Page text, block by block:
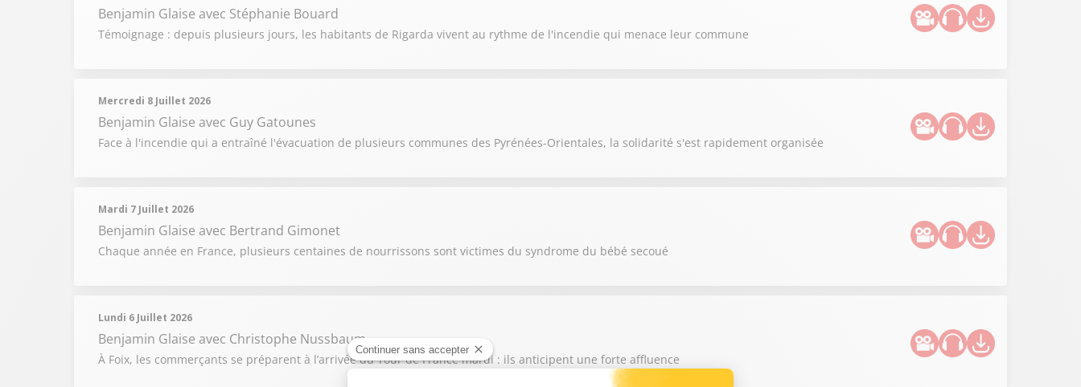
Benjamin Glaise avec Stéphanie Bouard
Témoignage : depuis plusieurs jours, les habitants de Rigarda vivent au rythme de l'incendie qui menace leur commune
Mercredi 8 Juillet 2026
Benjamin Glaise avec Guy Gatounes
Face à l'incendie qui a entraîné l'évacuation de plusieurs communes des Pyrénées-Orientales, la solidarité s'est rapidement organisée
Mardi 7 Juillet 2026
Benjamin Glaise avec Bertrand Gimonet
Chaque année en France, plusieurs centaines de nourrissons sont victimes du syndrome du bébé secoué
Lundi 6 Juillet 2026
Benjamin Glaise avec Christophe Nussbaum
À Foix, les commerçants se préparent à l’arrivée du Tour de France mardi : ils anticipent une forte affluence